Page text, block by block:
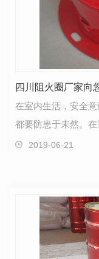
四川阻火圈厂家向
在室内生活，安全
都要防患于未然。
圈，这样可以让家
2019-06-21